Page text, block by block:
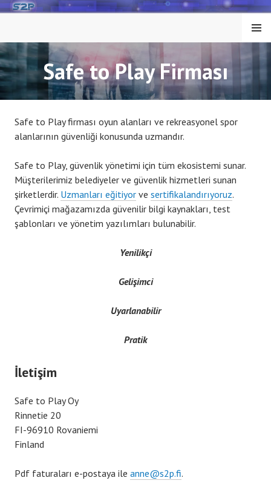
Skip
MENU
Safe to Play Firması
Safe to Play firması oyun alanları ve rekreasyonel spor
alanlarının güvenliği konusunda uzmandır.
Safe to Play, güvenlik yönetimi için tüm ekosistemi sunar.
Müşterilerimiz belediyeler ve güvenlik hizmetleri sunan
şirketlerdir. Uzmanları eğitiyor ve sertifikalandırıyoruz.
Çevrimiçi mağazamızda güvenilir bilgi kaynakları, test
şablonları ve yönetim yazılımları bulunabilir.
Yenilikçi
Gelişimci
Uyarlanabilir
Pratik
İletişim
Safe to Play Oy
Rinnetie 20
FI-96910 Rovaniemi
Finland
Pdf faturaları e-postaya ile anne@s2p.fi.